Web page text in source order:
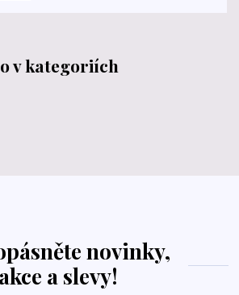
v kategoriích
novinky,
akce a slevy!